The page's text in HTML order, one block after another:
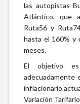
las autopistas
Atlántico, que
Ruta56 y
hasta el 160% y
meses.
El objetivo
adecuadamente
inflacionario
Variación